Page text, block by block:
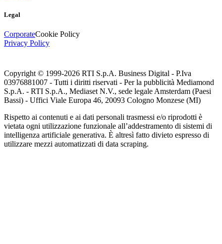
Legal
CorporateCookie Policy
Privacy Policy
Copyright © 1999-2026 RTI S.p.A. Business Digital - P.Iva
03976881007 - Tutti i diritti riservati - Per la pubblicità Mediamond
S.p.A. - RTI S.p.A., Mediaset N.V., sede legale Amsterdam (Paesi
Bassi) - Uffici Viale Europa 46, 20093 Cologno Monzese (MI)
Rispetto ai contenuti e ai dati personali trasmessi e/o riprodotti è
vietata ogni utilizzazione funzionale all’addestramento di sistemi di
intelligenza artificiale generativa. È altresì fatto divieto espresso di
utilizzare mezzi automatizzati di data scraping.